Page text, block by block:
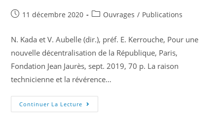
11 décembre 2020 Ouvrages / Publications
N. Kada et V. Aubelle (dir.), préf. E. Kerrouche, Pour une
nouvelle décentralisation de la République, Paris,
Fondation Jean Jaurès, sept. 2019, 70 p. La raison
technicienne et la révérence…
Continuer La Lecture